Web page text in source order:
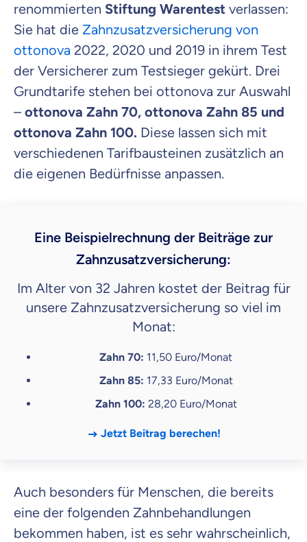
renommierten Stiftung Warentest verlassen:
Sie hat die Zahnzusatzversicherung von
ottonova 2022, 2020 und 2019 in ihrem Test
der Versicherer zum Testsieger gekürt. Drei
Grundtarife stehen bei ottonova zur Auswahl
– ottonova Zahn 70, ottonova Zahn 85 und
ottonova Zahn 100. Diese lassen sich mit
verschiedenen Tarifbausteinen zusätzlich an
die eigenen Bedürfnisse anpassen.
Eine Beispielrechnung der Beiträge zur
Zahnzusatzversicherung:
Im Alter von 32 Jahren kostet der Beitrag für
unsere Zahnzusatzversicherung so viel im
Monat:
Zahn 70: 11,50 Euro/Monat
Zahn 85: 17,33 Euro/Monat
Zahn 100: 28,20 Euro/Monat
Jetzt Beitrag berechen!
Auch besonders für Menschen, die bereits
eine der folgenden Zahnbehandlungen
bekommen haben, ist es sehr wahrscheinlich,